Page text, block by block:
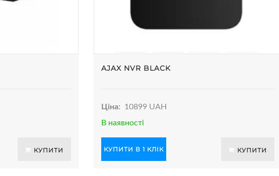
КУПИТИ
AJAX NVR BLACK
Ціна:
10899 UAH
В наявності
КУПИТИ В 1 КЛІК КУПИТИ